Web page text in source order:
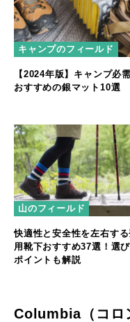
キャンプのフィールド
【2024年版】キャンプ必
おすすめの銀マット10選
山のフィールド
快適性と安全性を左右する
用靴下おすすめ37選！選
ポイントも解説
Columbia（コロ